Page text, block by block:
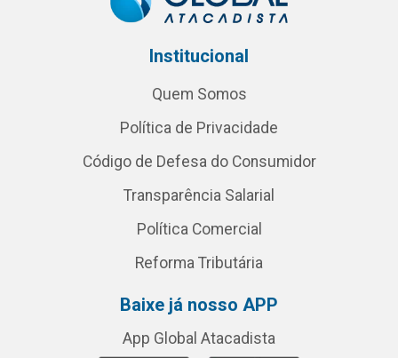
Institucional
Quem Somos
Política de Privacidade
Código de Defesa do Consumidor
Transparência Salarial
Política Comercial
Reforma Tributária
Baixe já nosso APP
App Global Atacadista